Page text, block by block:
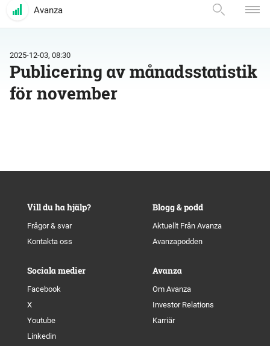
Avanza
2025-12-03, 08:30
Publicering av månadsstatistik
för november
Vill du ha hjälp?
Frågor & svar
Kontakta oss
Blogg & podd
Aktuellt Från Avanza
Avanzapodden
Sociala medier
Facebook
X
Youtube
Linkedin
Avanza
Om Avanza
Investor Relations
Karriär